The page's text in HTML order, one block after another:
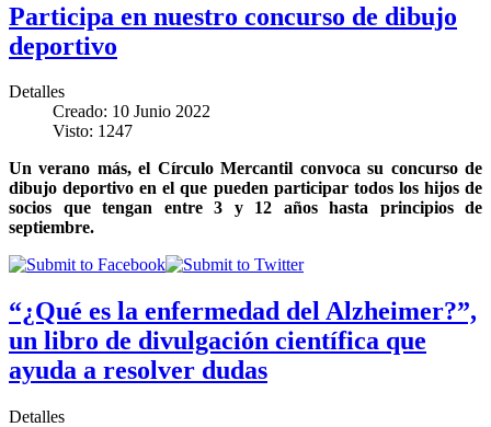
Participa en nuestro concurso de dibujo
deportivo
Detalles
Creado: 10 Junio 2022
Visto: 1247
Un verano más, el Círculo Mercantil convoca su concurso de
dibujo deportivo en el que pueden participar todos los hijos de
socios que tengan entre 3 y 12 años hasta principios de
septiembre.
“¿Qué es la enfermedad del Alzheimer?”,
un libro de divulgación científica que
ayuda a resolver dudas
Detalles